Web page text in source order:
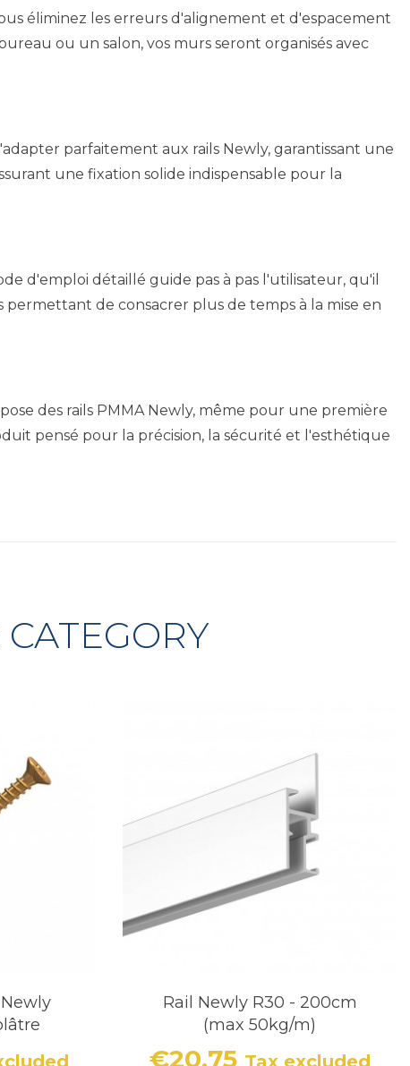
éliminez les erreurs d'alignement et d'espacement
ou un salon, vos murs seront organisés avec
parfaitement aux rails Newly, garantissant une
une fixation solide indispensable pour la
d'emploi détaillé guide pas à pas l'utilisateur, qu'il
de consacrer plus de temps à la mise en
des rails PMMA Newly, même pour une première
pensé pour la précision, la sécurité et l'esthétique
Rail Newly R30 - 200cm
(max 50kg/m)
€20.75 Tax excluded